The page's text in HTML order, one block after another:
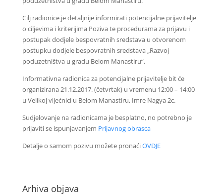
Cilj radionice je detaljnije informirati potencijalne prijavitelje
o ciljevima i kriterijima Poziva te procedurama za prijavu i
postupak dodjele bespovratnih sredstava u otvorenom
postupku dodjele bespovratnih sredstava „Razvoj
poduzetništva u gradu Belom Manastiru“.
Informativna radionica za potencijalne prijavitelje bit će
organizirana 21.12.2017. (četvrtak) u vremenu 12:00 – 14:00
u Velikoj vijećnici u Belom Manastiru, Imre Nagya 2c.
Sudjelovanje na radionicama je besplatno, no potrebno je
prijaviti se ispunjavanjem Prijavnog obrasca
Detalje o samom pozivu možete pronaćiOVDJE
Arhiva objava